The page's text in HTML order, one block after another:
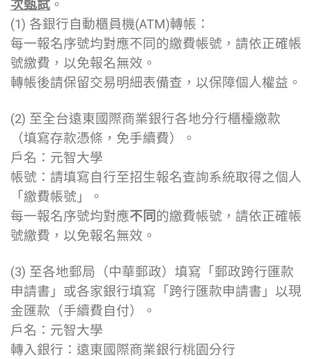
次甄試 。
(1) 各銀行自動櫃員機(ATM)轉帳：
每一報名序號均對應不同的繳費帳號，請依正確帳
號繳費，以免報名無效。
轉帳後請保留交易明細表備查，以保障個人權益。
(2) 至全台遠東國際商業銀行各地分行櫃檯繳款
（填寫存款憑條，免手續費）。
戶名：元智大學
帳號：請填寫自行至招生報名查詢系統取得之個人
「繳費帳號」。
每一報名序號均對應不同的繳費帳號，請依正確帳
號繳費，以免報名無效。
(3) 至各地郵局（中華郵政）填寫「郵政跨行匯款
申請書」或各家銀行填寫「跨行匯款申請書」以現
金匯款（手續費自付）。
戶名：元智大學
轉入銀行：遠東國際商業銀行桃園分行